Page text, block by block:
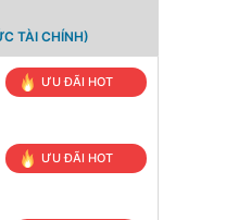
TÀI CHÍNH)
ƯU ĐÃI HOT
ƯU ĐÃI HOT